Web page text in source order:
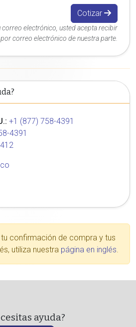
Cotizar
electrónico, usted acepta recibir
correo electrónico de nuestra parte.
+1 (877) 758-4391
4391
confirmación de compra y tus
utiliza nuestra página en inglés.
ayuda?